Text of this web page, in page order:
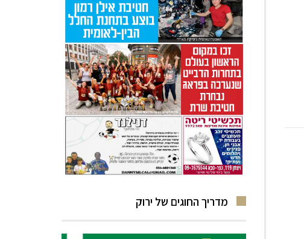
מדריך החוגים של ירוק